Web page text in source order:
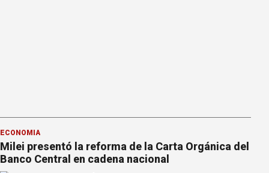
ECONOMÍA
Milei presentó la reforma de la Carta Orgánica del
Banco Central en cadena nacional